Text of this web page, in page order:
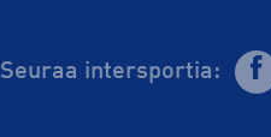
Seuraa intersportia: